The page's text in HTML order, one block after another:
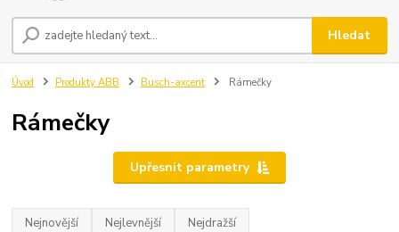
Hledat
Úvod Produkty ABB Busch-axcent Rámečky
Rámečky
Upřesnit parametry
Nejnovější Nejlevnější Nejdražší